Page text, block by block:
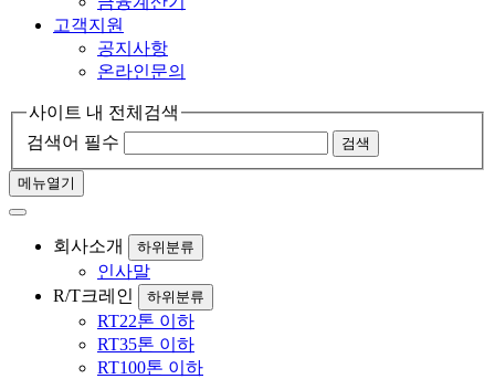
고객지원
공지사항
온라인문의
사이트 내 전체검색
검색어 필수
검색
메뉴열기
회사소개 하위분류
인사말
R/T크레인
하위분류
RT22톤 이하
RT35톤 이하
RT100톤 이하